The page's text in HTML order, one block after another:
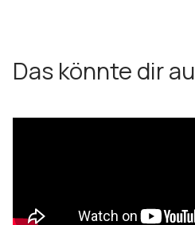
Das könnte dir